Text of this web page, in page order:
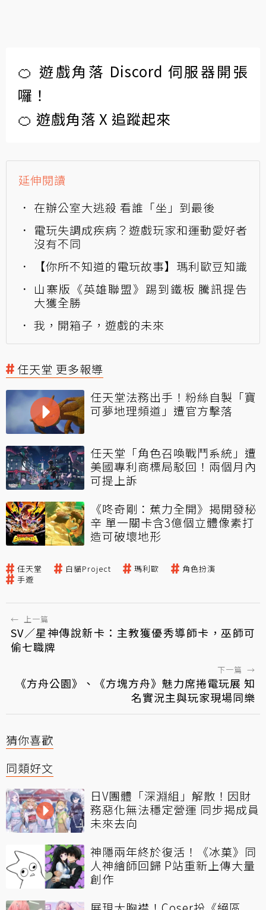
🍊 遊戲角落 Discord 伺服器開張
囉！
🍊 遊戲角落 X 追蹤起來
延伸閱讀
在辦公室大逃殺 看誰「坐」到最後
電玩失調成疾病？遊戲玩家和運動愛好者
沒有不同
【你所不知道的電玩故事】瑪利歐豆知識
山寨版《英雄聯盟》踢到鐵板 騰訊提告
大獲全勝
我，開箱子，遊戲的未來
任天堂 更多報導
任天堂法務出手！粉絲自製「寶
可夢地理頻道」遭官方擊落
任天堂「角色召喚戰鬥系統」遭
美國專利商標局駁回！兩個月內
可提上訴
《咚奇剛：蕉力全開》揭開發秘
辛 單一關卡含3億個立體像素打
造可破壞地形
任天堂 白貓Project 瑪利歐
角色扮演
手遊
← 上一篇
SV／星神傳說新卡：主教獲優秀導師卡，巫師可
偷七職牌
下一篇 →
《方舟公園》、《方塊方舟》魅力席捲電玩展 知
名實況主與玩家現場同樂
猜你喜歡
同類好文
日V團體「深淵組」解散！因財
務惡化無法穩定營運 同步揭成員
未來去向
神隱兩年終於復活！《冰菓》同
人神繪師回歸 P站重新上傳大量
創作